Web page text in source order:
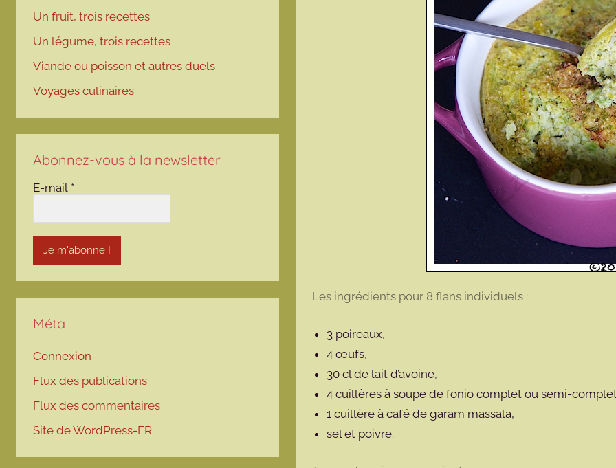
Les ingrédients pour 8 flans individuels :
3 poireaux,
4 œufs,
30 cl de lait d’avoine,
4 cuillères à soupe de fonio complet ou semi-
1 cuillère à café de garam massala,
sel et poivre.
Un fruit, trois recettes
Un légume, trois recettes
Viande ou poisson et autres duels
Voyages culinaires
Abonnez-vous à la newsletter
E-mail *
Méta
Connexion
Flux des publications
Flux des commentaires
Site de WordPress-FR